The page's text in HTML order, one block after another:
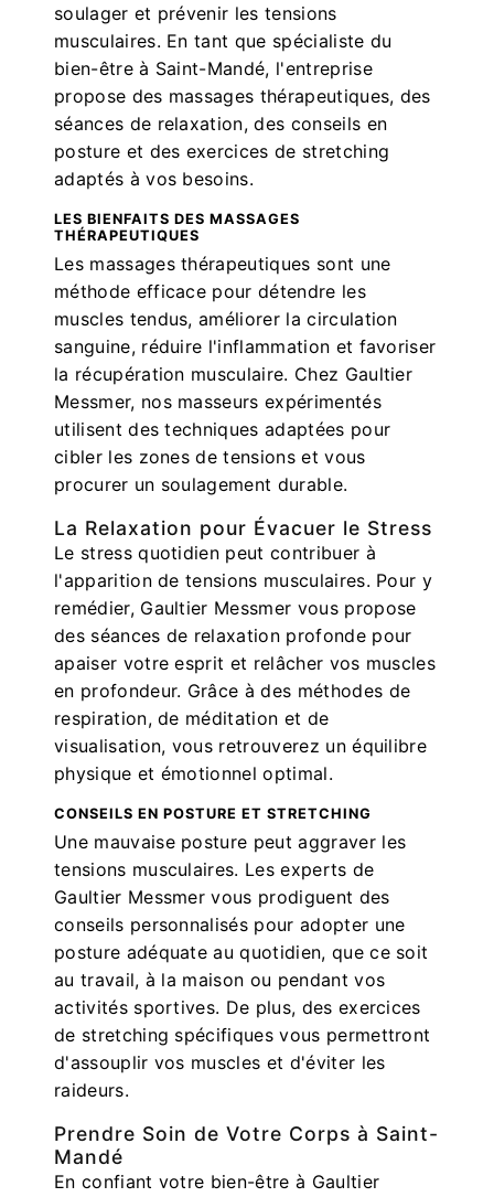
soulager et prévenir les tensions
musculaires. En tant que spécialiste du
bien-être à Saint-Mandé, l'entreprise
propose des massages thérapeutiques, des
séances de relaxation, des conseils en
posture et des exercices de stretching
adaptés à vos besoins.
LES BIENFAITS DES MASSAGES
THÉRAPEUTIQUES
Les massages thérapeutiques sont une
méthode efficace pour détendre les
muscles tendus, améliorer la circulation
sanguine, réduire l'inflammation et favoriser
la récupération musculaire. Chez Gaultier
Messmer, nos masseurs expérimentés
utilisent des techniques adaptées pour
cibler les zones de tensions et vous
procurer un soulagement durable.
La Relaxation pour Évacuer le Stress
Le stress quotidien peut contribuer à
l'apparition de tensions musculaires. Pour y
remédier, Gaultier Messmer vous propose
des séances de relaxation profonde pour
apaiser votre esprit et relâcher vos muscles
en profondeur. Grâce à des méthodes de
respiration, de méditation et de
visualisation, vous retrouverez un équilibre
physique et émotionnel optimal.
CONSEILS EN POSTURE ET STRETCHING
Une mauvaise posture peut aggraver les
tensions musculaires. Les experts de
Gaultier Messmer vous prodiguent des
conseils personnalisés pour adopter une
posture adéquate au quotidien, que ce soit
au travail, à la maison ou pendant vos
activités sportives. De plus, des exercices
de stretching spécifiques vous permettront
d'assouplir vos muscles et d'éviter les
raideurs.
Prendre Soin de Votre Corps à Saint-
Mandé
En confiant votre bien-être à Gaultier